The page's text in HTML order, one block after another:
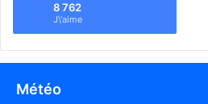
8 762
J\'aime
Météo